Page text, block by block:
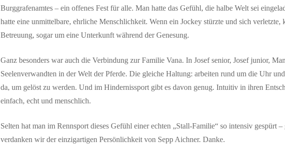
Burggrafenamtes – ein offenes Fest für alle. Man hatte das Gefühl, die halbe Welt sei
hatte eine unmittelbare, ehrliche Menschlichkeit. Wenn ein Jockey stürzte und sich
Betreuung, sogar um eine Unterkunft während der Genesung.
Ganz besonders war auch die Verbindung zur Familie Vana. In Josef senior, Josef junior,
Seelenverwandten in der Welt der Pferde. Die gleiche Haltung: arbeiten rund um die Uhr
da, um gelöst zu werden. Und im Hindernissport gibt es davon genug. Intuitiv in ihren
einfach, echt und menschlich.
Selten hat man im Rennsport dieses Gefühl einer echten „Stall-Familie“ so intensiv gespürt
verdanken wir der einzigartigen Persönlichkeit von Sepp Aichner. Danke.